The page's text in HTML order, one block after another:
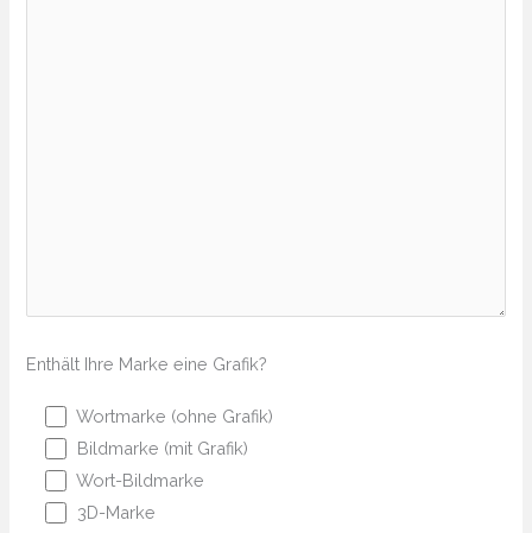
Enthält Ihre Marke eine Grafik?
Wortmarke (ohne Grafik)
Bildmarke (mit Grafik)
Wort-Bildmarke
3D-Marke